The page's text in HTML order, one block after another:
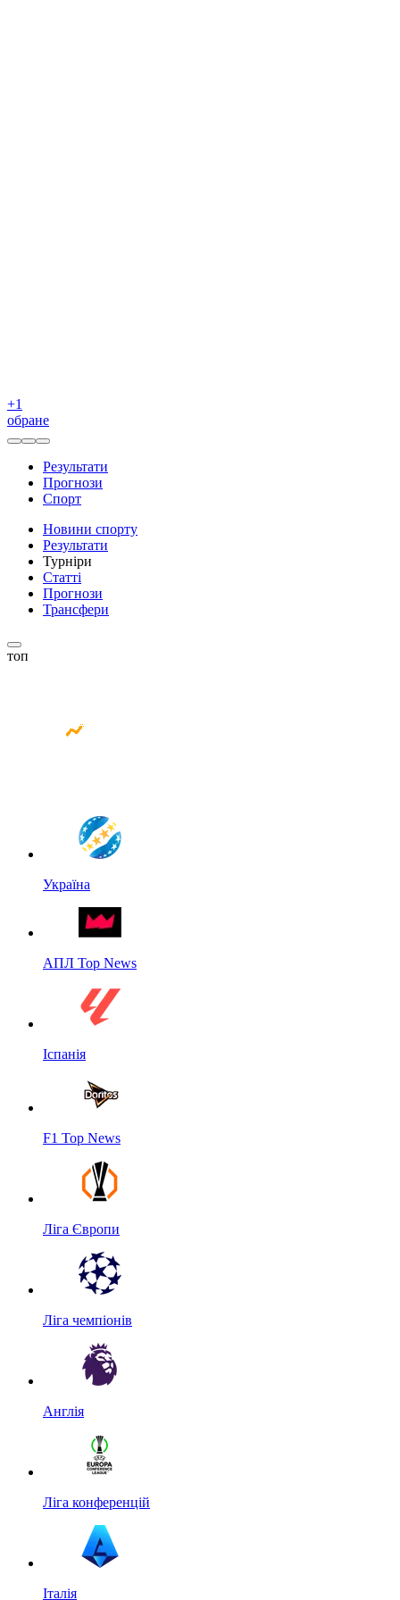
+1
обране
Результати
Прогнози
Спорт
Новини спорту
Результати
Турніри
Статті
Прогнози
Трансфери
топ
Україна
АПЛ Top News
Іспанія
F1 Top News
Ліга Європи
Ліга чемпіонів
Англія
Ліга конференцій
Італія